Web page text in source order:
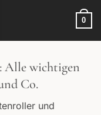
0
Alle wichtigen
Co.
und